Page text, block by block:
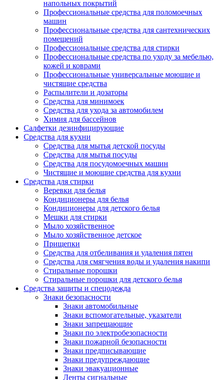
напольных покрытий
Профессиональные средства для поломоечных
машин
Профессиональные средства для сантехнических
помещений
Профессиональные средства для стирки
Профессиональные средства по уходу за мебелью,
кожей и коврами
Профессиональные универсальные моющие и
чистящие средства
Распылители и дозаторы
Средства для минимоек
Средства для ухода за автомобилем
Химия для бассейнов
Салфетки дезинфицирующие
Средства для кухни
Средства для мытья детской посуды
Средства для мытья посуды
Средства для посудомоечных машин
Чистящие и моющие средства для кухни
Средства для стирки
Веревки для белья
Кондиционеры для белья
Кондиционеры для детского белья
Мешки для стирки
Мыло хозяйственное
Мыло хозяйственное детское
Прищепки
Средства для отбеливания и удаления пятен
Средства для смягчения воды и удаления накипи
Стиральные порошки
Стиральные порошки для детского белья
Средства защиты и спецодежда
Знаки безопасности
Знаки автомобильные
Знаки вспомогательные, указатели
Знаки запрещающие
Знаки по электробезопасности
Знаки пожарной безопасности
Знаки предписывающие
Знаки предупреждающие
Знаки эвакуационные
Ленты сигнальные